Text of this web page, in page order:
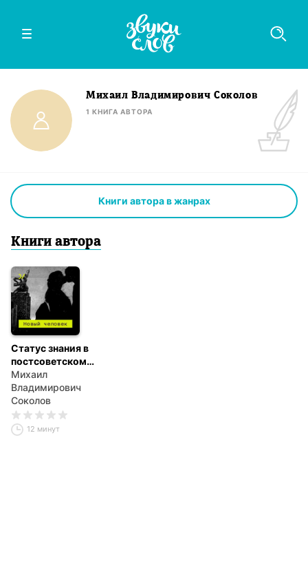
Михаил Владимирович Соколов
1 КНИГА АВТОРА
Книги автора в жанрах
Книги автора
Статус знания в
постсоветском
обществе
Михаил
Владимирович
Соколов
12 минут